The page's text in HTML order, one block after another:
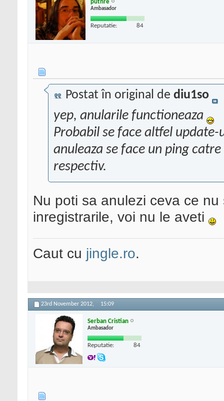
puthre
Ambasador
Reputatie: 84
Postat în original de diu1so
yep, anularile functioneaza
Probabil se face altfel
anuleaza se face un ping
respectiv.
Nu poti sa anulezi ceva ce
inregistrarile, voi nu le aveti
Caut cu jingle.ro.
23rd November 2012, 15:09
Serban Cristian
Ambasador
Reputatie: 84